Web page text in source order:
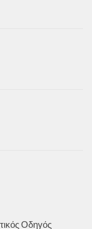
Οδηγός